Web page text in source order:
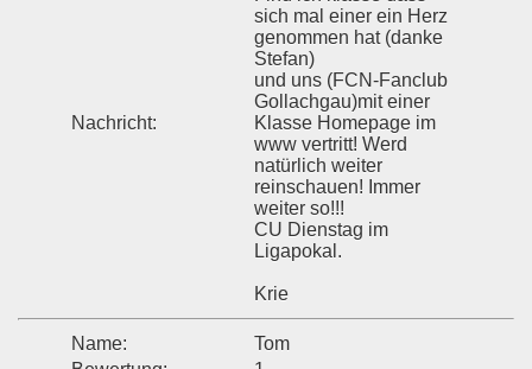
Nachricht:
sich mal einer ein Herz
genommen hat (danke
Stefan)
und uns (FCN-Fanclub
Gollachgau)mit einer
Klasse Homepage im
www vertritt! Werd
natürlich weiter
reinschauen! Immer
weiter so!!!
CU Dienstag im
Ligapokal.
Krie
Name:
Tom